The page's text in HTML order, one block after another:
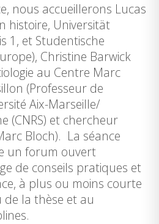
nous accueillerons Lucas
histoire, Universität
1, et Studentische
Christine Barwick
au Centre Marc
(Professeur de
Aix-Marseille/
(CNRS) et chercheur
Bloch). La séance
un forum ouvert
de conseils pratiques et
à plus ou moins courte
la thèse et au